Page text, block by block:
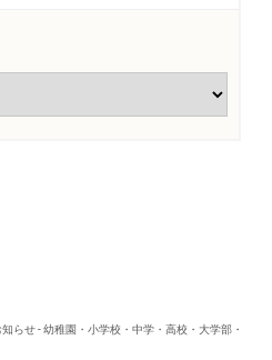
らせ - 幼稚園・小学校・中学・高校・大学部・